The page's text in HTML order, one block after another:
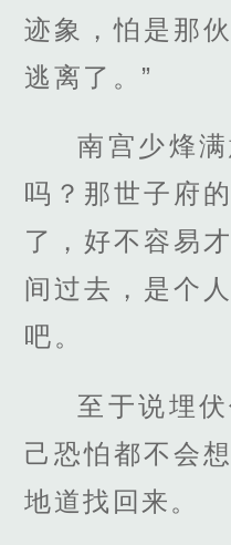
迹象，怕是那
逃离了。”
南宫少烽
吗？那世子府
了，好不容易
间过去，是个
吧。
至于说埋
己恐怕都不会
地道找回来。